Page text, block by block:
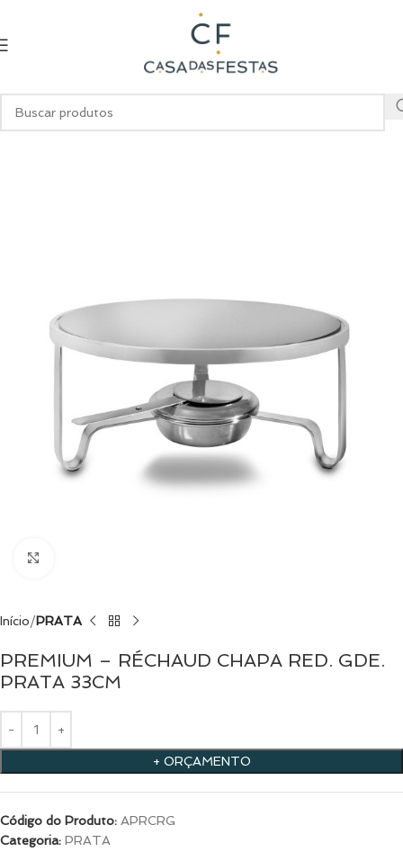
Início PRATA
PREMIUM – RÉCHAUD CHAPA RED. GDE.
PRATA 33CM
+ ORÇAMENTO
Código do Produto: APRCRG
Categoria: PRATA